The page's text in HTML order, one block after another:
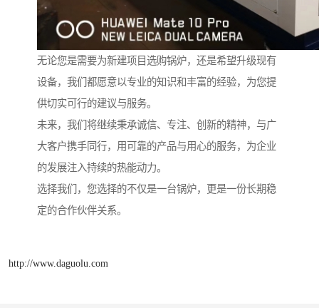
无论您是需要为新建项目选购锅炉，还是希望升级现有
设备，我们都愿意以专业的知识和丰富的经验，为您提
供切实可行的建议与服务。
未来，我们将继续秉承诚信、专注、创新的精神，与广
大客户携手同行，用可靠的产品与用心的服务，为企业
的发展注入持续的热能动力。
选择我们，您选择的不仅是一台锅炉，更是一份长期稳
定的合作伙伴关系。
http://www.daguolu.com